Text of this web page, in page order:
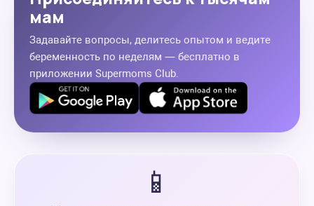
мам
Задавайте вопросы, делитесь опытом и ведите
беременность по неделям — бесплатно в
приложении Supermoms Club.
📱